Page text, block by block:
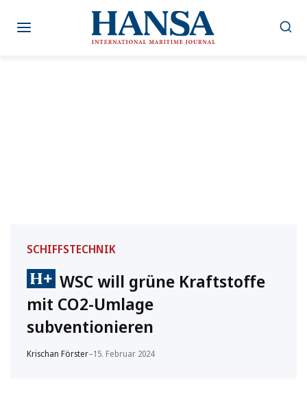
Inhalt
SCHIFFSTECHNIK
WSC will grüne Kraftstoffe
mit CO2-Umlage
subventionieren
Krischan Förster–15. Februar 2024